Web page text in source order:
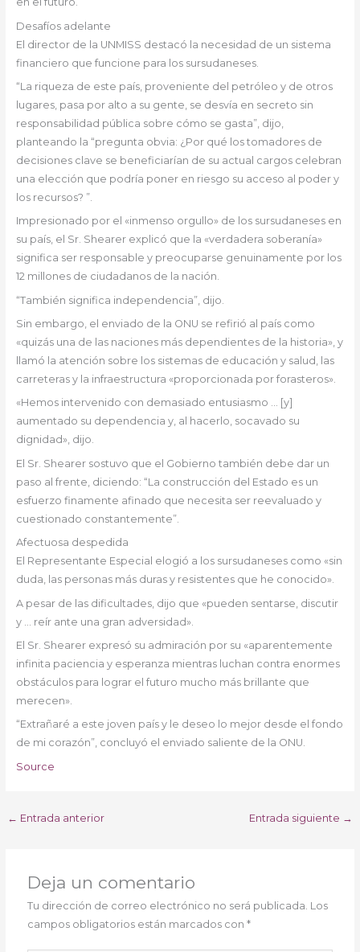
Desafíos adelante
El director de la UNMISS destacó la necesidad de un sistema
financiero que funcione para los sursudaneses.
“La riqueza de este país, proveniente del petróleo y de otros
lugares, pasa por alto a su gente, se desvía en secreto sin
responsabilidad pública sobre cómo se gasta”, dijo,
planteando la “pregunta obvia: ¿Por qué los tomadores de
decisiones clave se beneficiarían de su actual cargos celebran
una elección que podría poner en riesgo su acceso al poder y
los recursos? ”.
Impresionado por el «inmenso orgullo» de los sursudaneses en
su país, el Sr. Shearer explicó que la «verdadera soberanía»
significa ser responsable y preocuparse genuinamente por los
12 millones de ciudadanos de la nación.
“También significa independencia”, dijo.
Sin embargo, el enviado de la ONU se refirió al país como
«quizás una de las naciones más dependientes de la historia», y
llamó la atención sobre los sistemas de educación y salud, las
carreteras y la infraestructura «proporcionada por forasteros».
«Hemos intervenido con demasiado entusiasmo … [y]
aumentado su dependencia y, al hacerlo, socavado su
dignidad», dijo.
El Sr. Shearer sostuvo que el Gobierno también debe dar un
paso al frente, diciendo: “La construcción del Estado es un
esfuerzo finamente afinado que necesita ser reevaluado y
cuestionado constantemente”.
Afectuosa despedida
El Representante Especial elogió a los sursudaneses como «sin
duda, las personas más duras y resistentes que he conocido».
A pesar de las dificultades, dijo que «pueden sentarse, discutir
y … reír ante una gran adversidad».
El Sr. Shearer expresó su admiración por su «aparentemente
infinita paciencia y esperanza mientras luchan contra enormes
obstáculos para lograr el futuro mucho más brillante que
merecen».
“Extrañaré a este joven país y le deseo lo mejor desde el fondo
de mi corazón”, concluyó el enviado saliente de la ONU.
Source
← Entrada anterior Entrada siguiente →
Deja un comentario
Tu dirección de correo electrónico no será publicada. Los
campos obligatorios están marcados con*